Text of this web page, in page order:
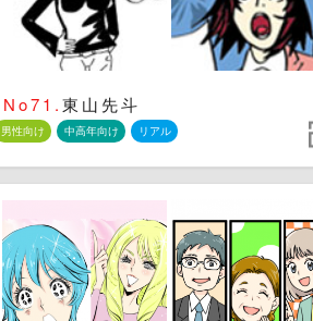
No71.東山先斗
男性向け 中高年向け リアル